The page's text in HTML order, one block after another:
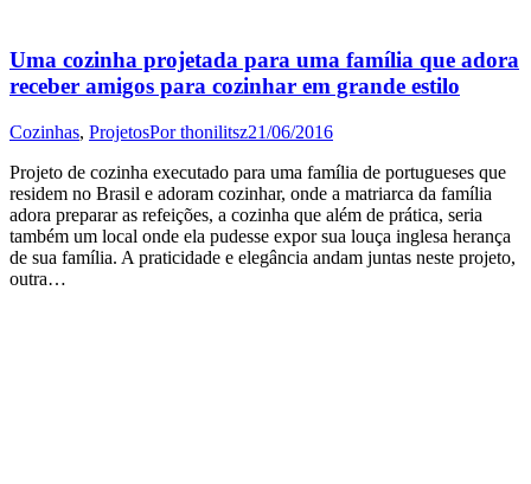
Uma cozinha projetada para uma família que adora
receber amigos para cozinhar em grande estilo
Cozinhas, ProjetosPorthonilitsz21/06/2016
Projeto de cozinha executado para uma família de portugueses que
residem no Brasil e adoram cozinhar, onde a matriarca da família
adora preparar as refeições, a cozinha que além de prática, seria
também um local onde ela pudesse expor sua louça inglesa herança
de sua família. A praticidade e elegância andam juntas neste projeto,
outra…